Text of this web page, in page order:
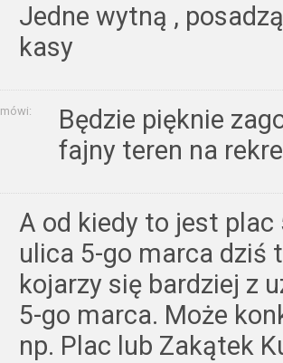
Jedne wytną ,
kasy
mówi:
Będzie pięknie
fajny teren na
A od kiedy to jest plac
ulica 5-go marca dziś
kojarzy się bardziej z
5-go marca. Może
np. Plac lub Zakątek